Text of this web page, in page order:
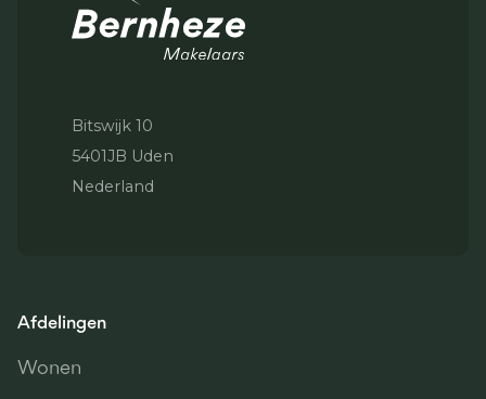
Bitswijk 10
5401JB Uden
Nederland
Afdelingen
Wonen